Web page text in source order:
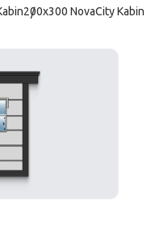
200x300 NovaCity Kabin